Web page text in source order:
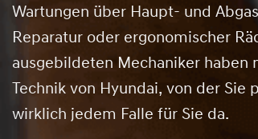
Wartungen über Haupt- und
Reparatur oder ergonomischer
ausgebildeten Mechaniker haben
Technik von Hyundai, von der
wirklich jedem Falle für Sie da.